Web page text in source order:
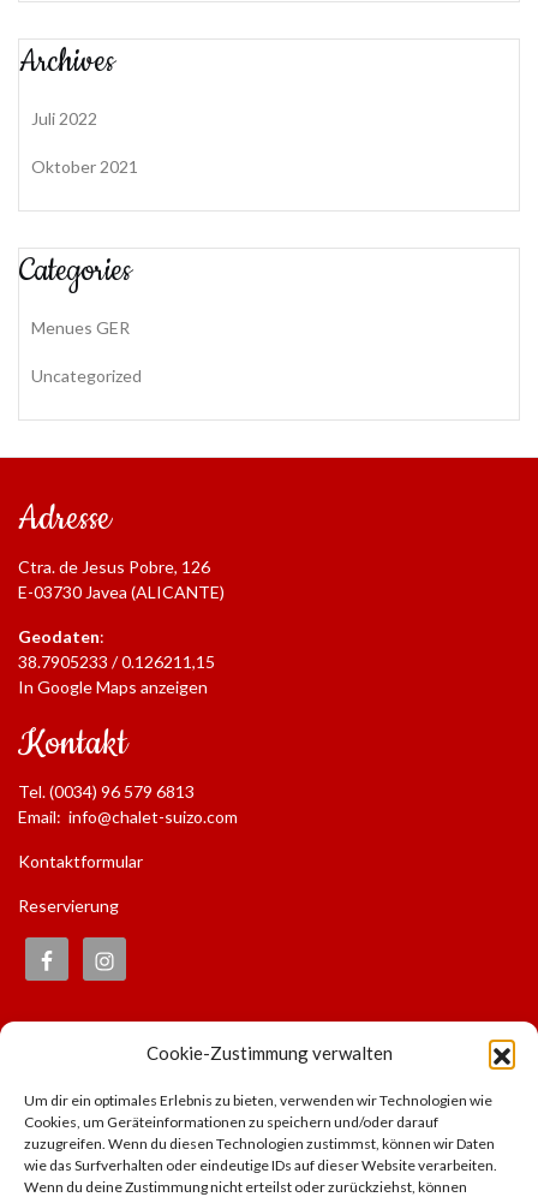
Cookie-Zustimmung verwalten
Um dir ein optimales Erlebnis zu bieten, verwenden wir Technologien wie
Cookies, um Geräteinformationen zu speichern und/oder darauf
zuzugreifen. Wenn du diesen Technologien zustimmst, können wir Daten
wie das Surfverhalten oder eindeutige IDs auf dieser Website verarbeiten.
Wenn du deine Zustimmung nicht erteilst oder zurückziehst, können
Archives
Juli 2022
Oktober 2021
Categories
Menues GER
Uncategorized
Adresse
Ctra. de Jesus Pobre, 126
E-03730 Javea (ALICANTE)
Geodaten:
38.7905233 / 0.126211,15
In Google Maps anzeigen
Kontakt
Tel. (0034) 96 579 6813
Email: info@chalet-suizo.com
Kontaktformular
Reservierung
Informationen
Rechtlicher Hinweis
Datenschutzerklärung
Empfohlene Links